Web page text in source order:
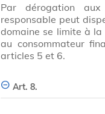
Par dérogation
responsable peut
domaine se limite à
au consommateur
articles 5 et 6.
Art. 8.